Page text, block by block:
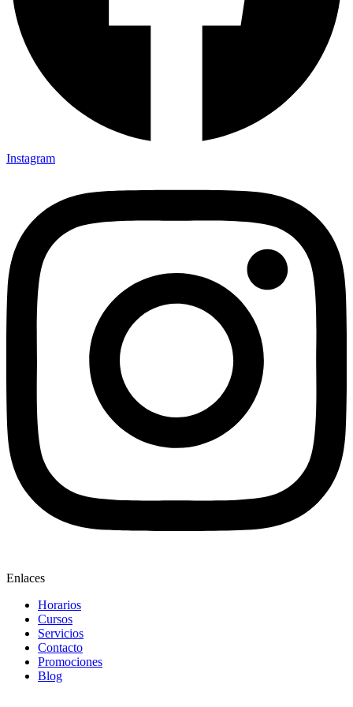
Instagram
Enlaces
Horarios
Cursos
Servicios
Contacto
Promociones
Blog